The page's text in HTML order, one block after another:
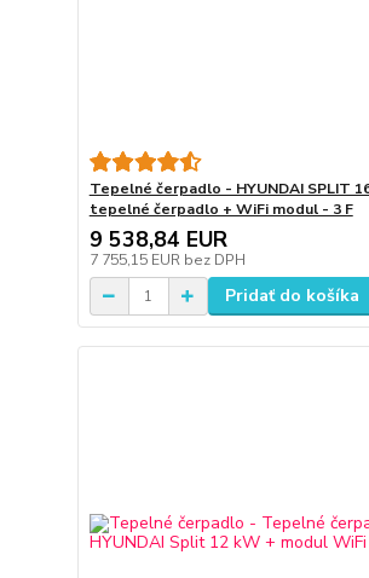
Tepelné čerpadlo - HYUNDAI SPLIT
tepelné čerpadlo + WiFi modul - 3 F
9 538,84 EUR
7 755,15 EUR bez DPH
Pridať do košíka